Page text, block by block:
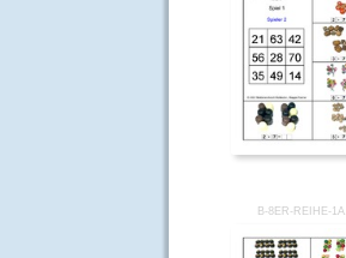
B-8ER-REIHE-